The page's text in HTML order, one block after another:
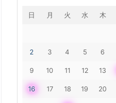
日 月 火 水 木
2 3 4 5 6
9 10 11 12 13
16 17 18 19 20